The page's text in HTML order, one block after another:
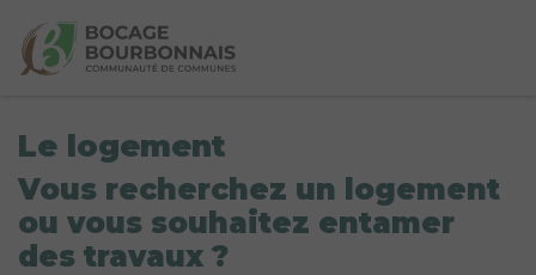
Le logement
Vous recherchez un logement
ou vous souhaitez entamer
des travaux ?